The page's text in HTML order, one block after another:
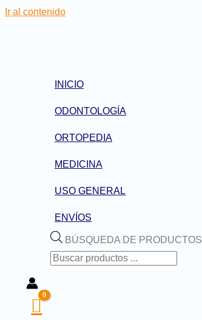
Ir al contenido
INICIO
ODONTOLOGÍA
ORTOPEDIA
MEDICINA
USO GENERAL
ENVÍOS
BÚSQUEDA DE PRODUCTOS